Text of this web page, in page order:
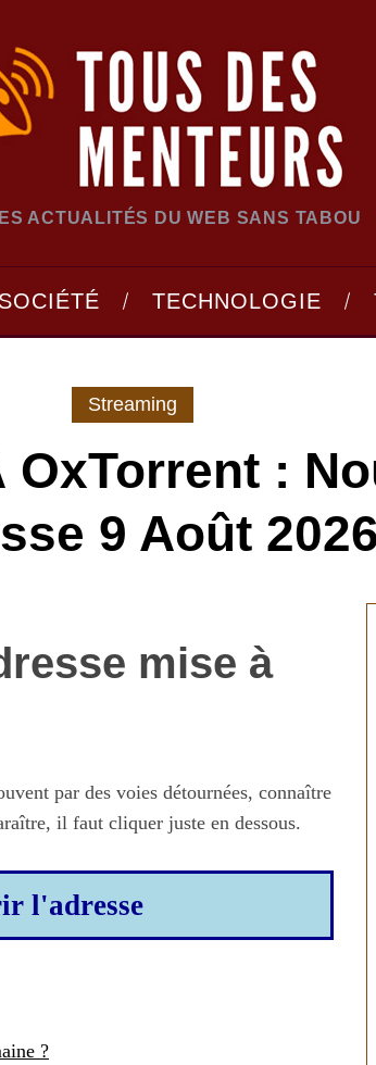
ACTUALITÉS DU WEB SANS TABOU
SOCIÉTÉ TECHNOLOGIE
Streaming
OxTorrent :
9 Août 2026
mise à
par des voies détournées, connaître
il faut cliquer juste en dessous.
l'adresse
?